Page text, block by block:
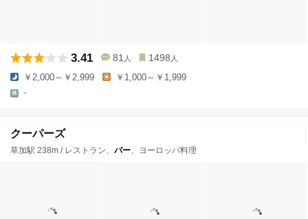
3.41 81 人 1498 人
￥2,000～￥2,999 ￥1,000～￥1,999
-
クーパーズ
草加駅 238m / レストラン、 バー、ヨーロッパ料理